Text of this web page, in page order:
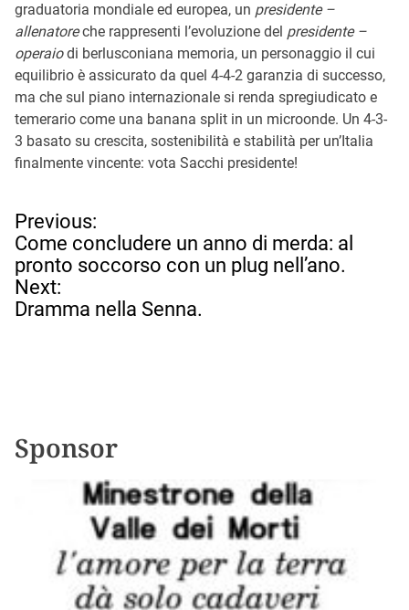
graduatoria mondiale ed europea, un presidente –
allenatoreche rappresenti l’evoluzione del presidente –
operaiodi berlusconiana memoria, un personaggio il cui
equilibrio è assicurato da quel 4-4-2 garanzia di successo,
ma che sul piano internazionale si renda spregiudicato e
temerario come una banana split in un microonde. Un 4-3-
3 basato su crescita, sostenibilità e stabilità per un’Italia
finalmente vincente: vota Sacchi presidente!
N
a
v
i
g
a
e
a
Previous:
Come concludere un anno di merda: al
pronto soccorso con un plug nell’ano.
Next:
Dramma nella Senna.
Sponsor